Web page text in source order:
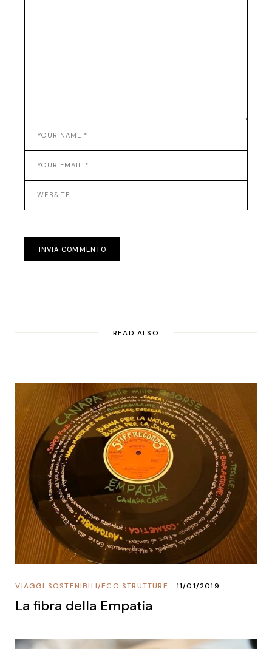
INVIA COMMENTO
READ ALSO
ECO STRUTTURE
/
VIAGGI SOSTENIBILI 11/01/2019
La fibra della Empatia